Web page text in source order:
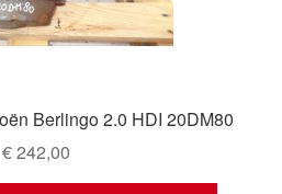
Berlingo 2.0 HDI 20DM80
€242,00